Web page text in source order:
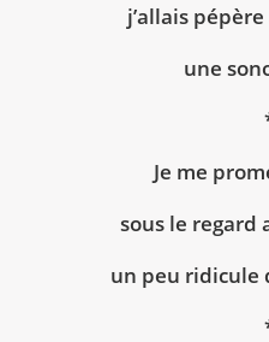
j’allais
une
Je me
sous le regard
un peu ridicule